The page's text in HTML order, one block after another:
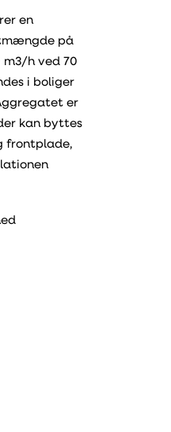
en
på
m3/h ved 70
i boliger
er
kan byttes
frontplade,